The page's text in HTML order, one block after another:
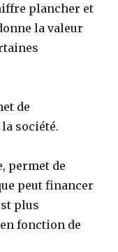
plancher et
la valeur
de
société.
permet de
peut financer
plus
fonction de